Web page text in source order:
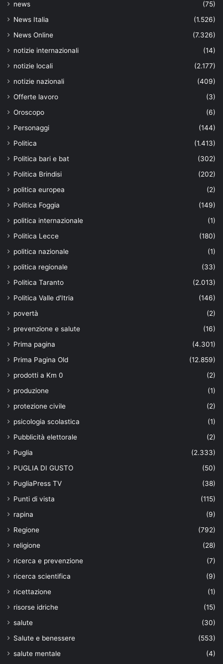
news
(75)
News Italia
(1.526)
News Online
(7.326)
notizie internazionali
(14)
notizie locali
(2.177)
notizie nazionali
(409)
Offerte lavoro
(3)
Oroscopo
(6)
Personaggi
(144)
Politica
(1.413)
Politica bari e bat
(302)
Politica Brindisi
(202)
politica europea
(2)
Politica Foggia
(149)
politica internazionale
(1)
Politica Lecce
(180)
politica nazionale
(1)
politica regionale
(33)
Politica Taranto
(2.013)
Politica Valle d'Itria
(146)
povertà
(2)
prevenzione e salute
(16)
Prima pagina
(4.301)
Prima Pagina Old
(12.859)
prodotti a Km 0
(2)
produzione
(1)
protezione civile
(2)
psicologia scolastica
(1)
Pubblicità elettorale
(2)
Puglia
(2.333)
PUGLIA DI GUSTO
(50)
PugliaPress TV
(38)
Punti di vista
(115)
rapina
(9)
Regione
(792)
religione
(28)
ricerca e prevenzione
(7)
ricerca scientifica
(9)
ricettazione
(1)
risorse idriche
(15)
salute
(30)
Salute e benessere
(553)
salute mentale
(4)